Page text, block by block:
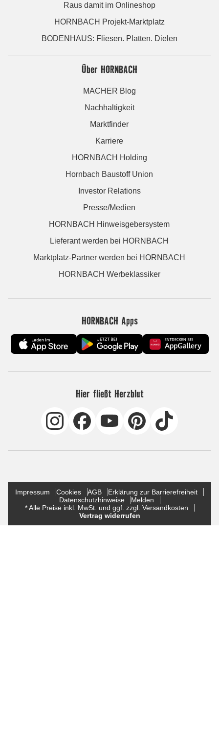
Raus damit im Onlineshop
HORNBACH Projekt-Marktplatz
BODENHAUS: Fliesen. Platten. Dielen
Über HORNBACH
MACHER Blog
Nachhaltigkeit
Marktfinder
Karriere
HORNBACH Holding
Hornbach Baustoff Union
Investor Relations
Presse/Medien
HORNBACH Hinweisgebersystem
Lieferant werden bei HORNBACH
Marktplatz-Partner werden bei HORNBACH
HORNBACH Werbeklassiker
HORNBACH Apps
Hier fließt Herzblut
Impressum Cookies AGB
Erklärung zur Barrierefreiheit
Datenschutzhinweise
Melden
* Alle Preise inkl. MwSt. und ggf. zzgl. Versandkosten
Vertrag widerrufen